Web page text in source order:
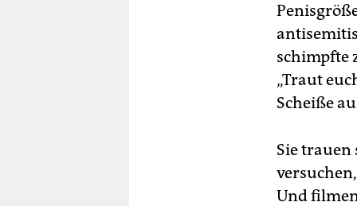
schimpfte
„Traut
Scheiße
Sie trauen
Und